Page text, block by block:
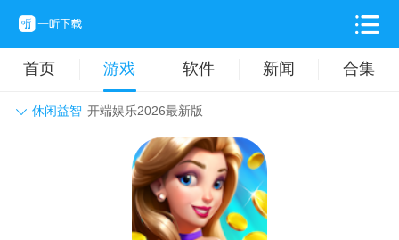
首页 游戏 软件 新闻 合集
休闲益智 开端娱乐2026最新版
动作格斗 休闲益智
卡牌对战 音乐舞蹈
挂机养成